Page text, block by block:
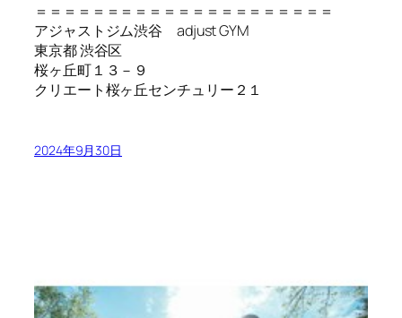
＝＝＝＝＝＝＝＝＝＝＝＝＝＝＝＝＝＝＝＝＝
アジャストジム渋谷 adjust GYM
東京都 渋谷区
桜ヶ丘町１３－９
クリエート桜ヶ丘センチュリー２１
2024年9月30日